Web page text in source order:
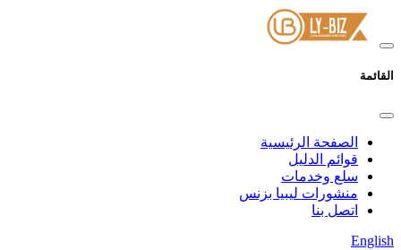
القائمة
الصفحة الرئيسية
قوائم الدليل
سلع وخدمات
منشورات ليبيا بزنس
اتصل بنا
English